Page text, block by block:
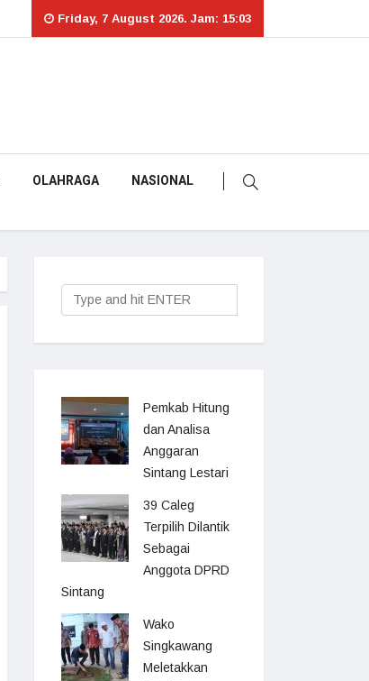
Friday, 7 August 2026. Jam: 15:03
OLAHRAGA NASIONAL
Pemkab Hitung
dan Analisa
Anggaran
Sintang Lestari
39 Caleg
Terpilih Dilantik
Sebagai
Anggota DPRD
Sintang
Wako
Singkawang
Meletakkan